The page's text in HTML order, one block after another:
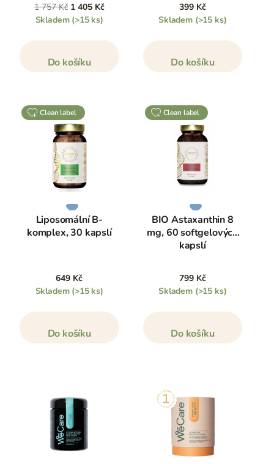
1 757 Kč 1 405 Kč
Skladem (>15 ks)
Do košíku
399 Kč
Skladem (>15 ks)
Do košíku
clean label
Liposomální B-
komplex, 30 kapslí
649 Kč
Skladem (>15 ks)
Do košíku
clean label
BIO Astaxanthin 8
mg, 60 softgelových
kapslí
799 Kč
Skladem (>15 ks)
Do košíku